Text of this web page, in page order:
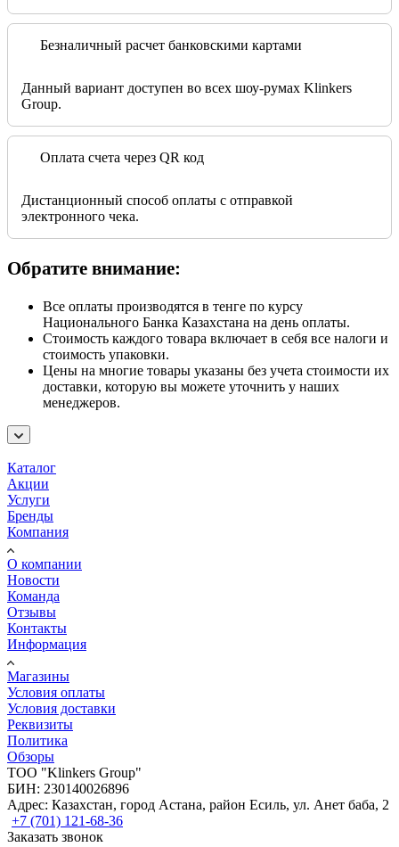
Безналичный расчет банковскими картами
Данный вариант доступен во всех шоу-румах Klinkers
Group.
Оплата счета через QR код
Дистанционный способ оплаты с отправкой
электронного чека.
Обратите внимание:
Все оплаты производятся в тенге по курсу
Национального Банка Казахстана на день оплаты.
Стоимость каждого товара включает в себя все налоги и
стоимость упаковки.
Цены на многие товары указаны без учета стоимости их
доставки, которую вы можете уточнить у наших
менеджеров.
Каталог
Акции
Услуги
Бренды
Компания
О компании
Новости
Команда
Отзывы
Контакты
Информация
Магазины
Условия оплаты
Условия доставки
Реквизиты
Политика
Обзоры
TOO "Klinkers Group"
БИН: 230140026896
Адрес: Казахстан, город Астана, район Есиль, ул. Анет баба, 2
+7 (701) 121-68-36
Заказать звонок